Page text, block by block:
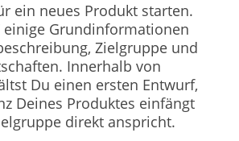
ein neues Produkt starten.
einige Grundinformationen
Zielgruppe und
Innerhalb von
Du einen ersten Entwurf,
Deines Produktes einfängt
direkt anspricht.